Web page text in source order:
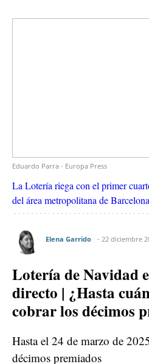
Eduardo Parra - Europa Press
La Lotería riega con el primer
del área metropolitana de Barcelona
Elena Garrido 22 diciembre
Lotería de Navidad
directo | ¿Hasta
cobrar los décimos
Hasta el 24 de marzo de
décimos premiados